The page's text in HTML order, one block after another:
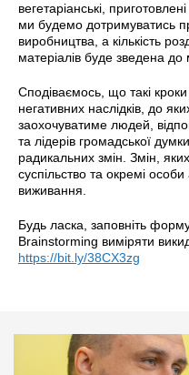
вегетаріанські,
ми будемо дотримуватись
виробництва, а кількість
матеріалів буде зведена до
Сподіваємось, що такі
негативних наслідків, до
заохочуватиме людей,
та лідерів громадської
радикальних змін. Змін,
суспільство та окремі
виживання.
Будь ласка, заповніть
Brainstorming виміряти
https://bit.ly/38CX3zg